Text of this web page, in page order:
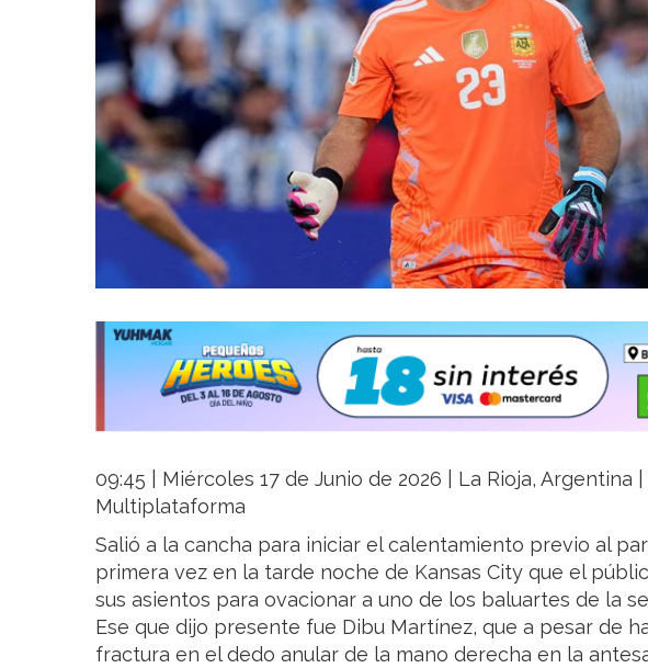
09:45 | Miércoles 17 de Junio de 2026 | La Rioja, Argentina |
Multiplataforma
Salió a la cancha para iniciar el calentamiento previo al
primera vez en la tarde noche de Kansas City que el
sus asientos para ovacionar a uno de los baluartes de la
Ese que dijo presente fue Dibu Martínez, que a pesar de
fractura en el dedo anular de la mano derecha en la